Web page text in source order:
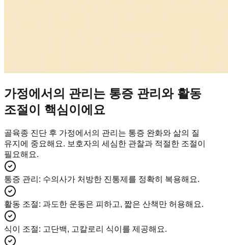
가정에서의 관리는 통증 관리와 활동
조절이 핵심이에요
골육종 진단 후 가정에서의 관리는 통증 완화와 삶의 질
유지에 중요해요. 보호자의 세심한 관찰과 적절한 조절이
필요해요.
통증 관리 : 수의사가 처방한 진통제를 정확히 복용해요.
활동 조절: 과도한 운동은 피하고, 짧은 산책만 허용해요.
식이 조절: 고단백, 고칼로리 식이를 제공해요.